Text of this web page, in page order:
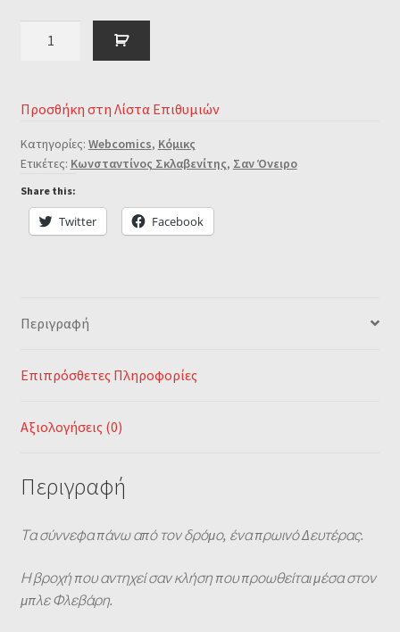
Προσθήκη στη Λίστα Επιθυμιών
Κατηγορίες: Webcomics, Κόμικς
Ετικέτες: Κωνσταντίνος Σκλαβενίτης, Σαν Όνειρο
Share this:
Twitter Facebook
Περιγραφή
Επιπρόσθετες Πληροφορίες
Αξιολογήσεις (0)
Περιγραφή
Τα σύννεφα πάνω από τον δρόμο, ένα πρωινό Δευτέρας.
Η βροχή που αντηχεί σαν κλήση που προωθείται μέσα στον
μπλε Φλεβάρη.